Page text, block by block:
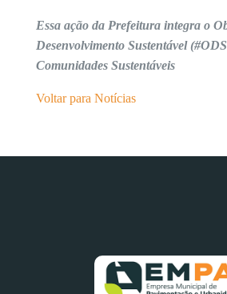
Essa ação da Prefeitura integra o
Desenvolvimento Sustentável
Comunidades Sustentáveis
Voltar para Notícias